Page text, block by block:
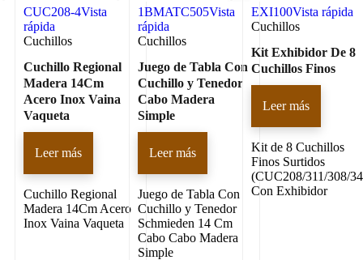
CUC208-4Vista
rápida
Cuchillos
Cuchillo Regional
Madera 14Cm
Acero Inox Vaina
Vaqueta
Leer más
Cuchillo Regional
Madera 14Cm Acero
Inox Vaina Vaqueta
1BMATC505Vista
rápida
Cuchillos
Juego de Tabla Con
Cuchillo y Tenedor
Cabo Madera
Simple
Leer más
Juego de Tabla Con
Cuchillo y Tenedor
Schmieden 14 Cm
Cabo Cabo Madera
Simple
EXI100Vista rápida
Cuchillos
Kit Exhibidor De 8
Cuchillos Finos
Leer más
Kit de 8 Cuchillos
Finos Surtidos
(CUC208/311/308/
Con Exhibidor